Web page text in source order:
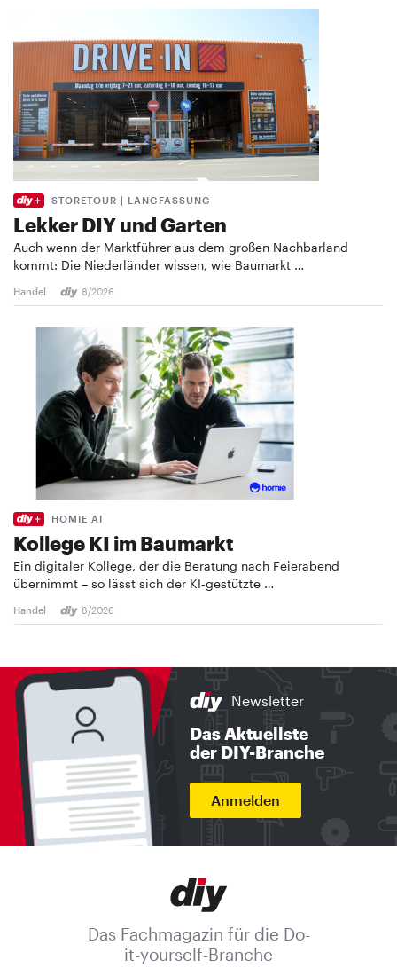
STORETOUR | LANGFASSUNG
Lekker DIY und Garten
Auch wenn der Marktführer aus dem großen Nachbarland
kommt: Die Niederländer wissen, wie Baumarkt …
Handel 8/2026
HOMIE AI
Kollege KI im Baumarkt
Ein digitaler Kollege, der die Beratung nach Feierabend
übernimmt – so lässt sich der KI-gestützte …
Handel 8/2026
Newsletter
Das Aktuellste
der DIY-Branche
Anmelden
Das Fachmagazin für die Do-
it-yourself-Branche